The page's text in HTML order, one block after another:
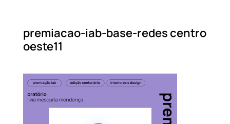
premiacao-iab-base-redes centro
oeste11